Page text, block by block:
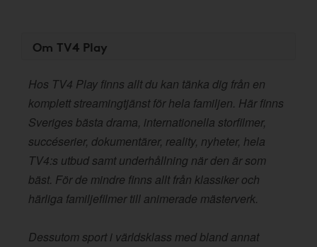
Om TV4 Play
Hos TV4 Play finns allt du kan tänka dig från en
komplett streamingtjänst för hela familjen. Här finns
Sveriges bästa drama, internationella storfilmer,
succéserier, dokumentärer, reality, nyheter, hela
TV4:s utbud samt underhållning när den är som
bäst. För de mindre finns allt från klassiker och
härliga familjefilmer till animerade mästerverk.
Dessutom sport i världsklass med bland annat